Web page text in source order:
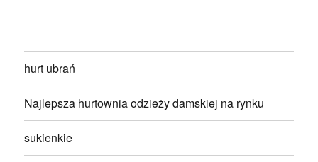
hurt ubrań
Najlepsza hurtownia odzieży damskiej na rynku
sukienkie